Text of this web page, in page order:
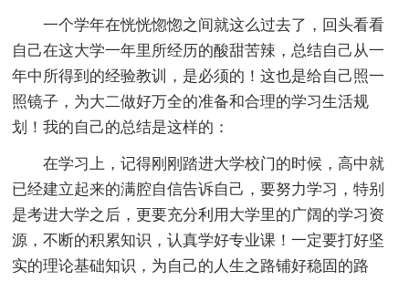
一个学年在恍恍惚惚之间就这么过去了，回头看看
自己在这大学一年里所经历的酸甜苦辣，总结自己从一
年中所得到的经验教训，是必须的！这也是给自己照一
照镜子，为大二做好万全的准备和合理的学习生活规
划！我的自己的总结是这样的：
在学习上，记得刚刚踏进大学校门的时候，高中就
已经建立起来的满腔自信告诉自己，要努力学习，特别
是考进大学之后，更要充分利用大学里的广阔的学习资
源，不断的积累知识，认真学好专业课！一定要打好坚
实的理论基础知识，为自己的人生之路铺好稳固的路